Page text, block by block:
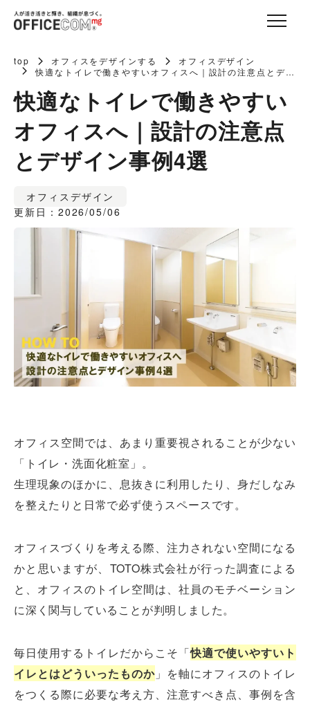
top オフィスをデザインする
オフィスデザイン
快適なトイレで働きやすいオフィスへ｜設計の注意点とデザ
快適なトイレで働きやすい
オフィスへ｜設計の注意点
とデザイン事例4選
オフィスデザイン
更新日：2026/05/06
オフィス空間では、あまり重要視されることが少ない
「トイレ・洗面化粧室」。
生理現象のほかに、息抜きに利用したり、身だしなみ
を整えたりと日常で必ず使うスペースです。
オフィスづくりを考える際、注力されない空間になる
かと思いますが、TOTO株式会社が行った調査による
と、オフィスのトイレ空間は、社員のモチベーション
に深く関与していることが判明しました。
毎日使用するトイレだからこそ「快適で使いやすいト
イレとはどういったものか 」を軸にオフィスのトイレ
をつくる際に必要な考え方、注意すべき点、事例を含